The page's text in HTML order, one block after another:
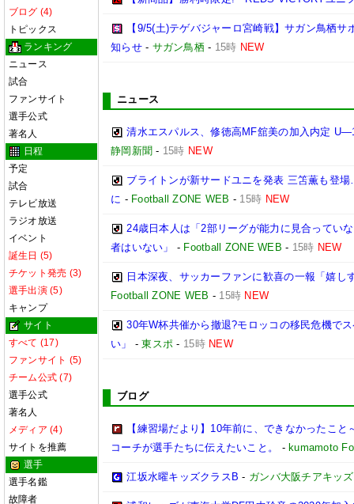
ブログ (4)
トピックス
ランキング
ニュース
試合
ファンサイト
選手公式
著名人
日程
予定
試合
テレビ放送
ラジオ放送
イベント
誕生日 (5)
チケット発売 (3)
選手出演 (5)
キャンプ
サイト
すべて (17)
ファンサイト (5)
チーム公式 (7)
選手公式
著名人
メディア (4)
サイトを推薦
選手
選手名鑑
故障者
【9/5(土)テゲバジャーロ宮崎戦】サガン鳥栖
知らせ- サガン鳥栖- 15時 NEW
ニュース
清水エスパルス、修徳高MF舘美の加入内定
静岡新聞 - 15時 NEW
ブライトンが新サードユニを発表 三笘薫も登
に - Football ZONE WEB - 15時 NEW
24歳日本人は「2部リーグが能力に見合ってい
者はいない」
- Football ZONE WEB - 15時 NEW
日本深夜、サッカーファンに歓喜の一報「嬉
Football ZONE WEB - 15時 NEW
30年W杯共催から撤退?モロッコの移民危機で
い」
-東スポ - 15時 NEW
ブログ
【練習場だより】10年前に、できなかったこ
コーチが選手たちに伝えたいこと。
- kumamoto
江坂水曜キッズクラスB - ガンバ大阪チアキッ